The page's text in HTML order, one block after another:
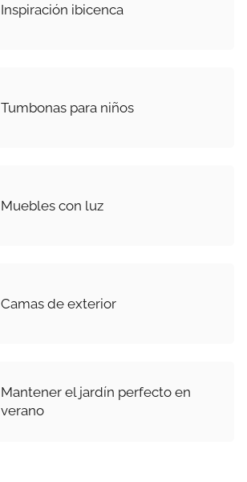
Inspiración ibicenca
Tumbonas para niños
Muebles con luz
Camas de exterior
Mantener el jardín perfecto en
verano